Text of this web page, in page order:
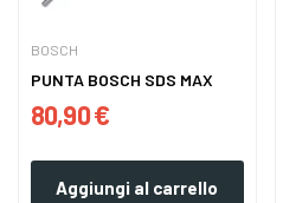
BOSCH
PUNTA BOSCH SDS MAX
80,90 €
Aggiungi al carrello